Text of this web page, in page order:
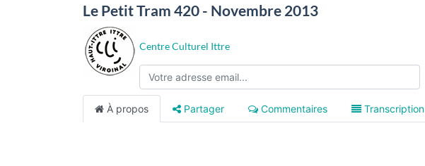
Le Petit Tram 420 - Novembre 2013
Centre Culturel Ittre
À propos Partager Commentaires Transcription